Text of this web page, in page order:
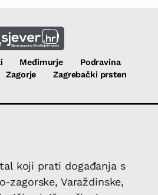
Međimurje
Podravina
Zagorje
Zagrebački prsten
koji prati događanja s
zagorske, Varaždinske,